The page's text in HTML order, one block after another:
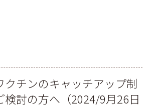
クチンのキャッチアップ制
検討の方へ（2024/9月26日